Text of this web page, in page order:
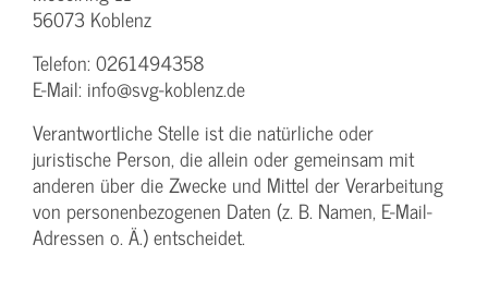
56073 Koblenz
Telefon: 0261494358
E-Mail: info@svg-koblenz.de
Verantwortliche Stelle ist die natürliche oder
juristische Person, die allein oder gemeinsam mit
anderen über die Zwecke und Mittel der Verarbeitung
von personenbezogenen Daten (z. B. Namen, E-Mail-
Adressen o. Ä.) entscheidet.